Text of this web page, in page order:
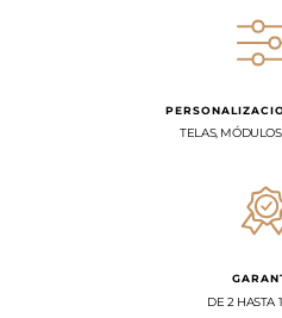
TELAS,
DE 2 HASTA